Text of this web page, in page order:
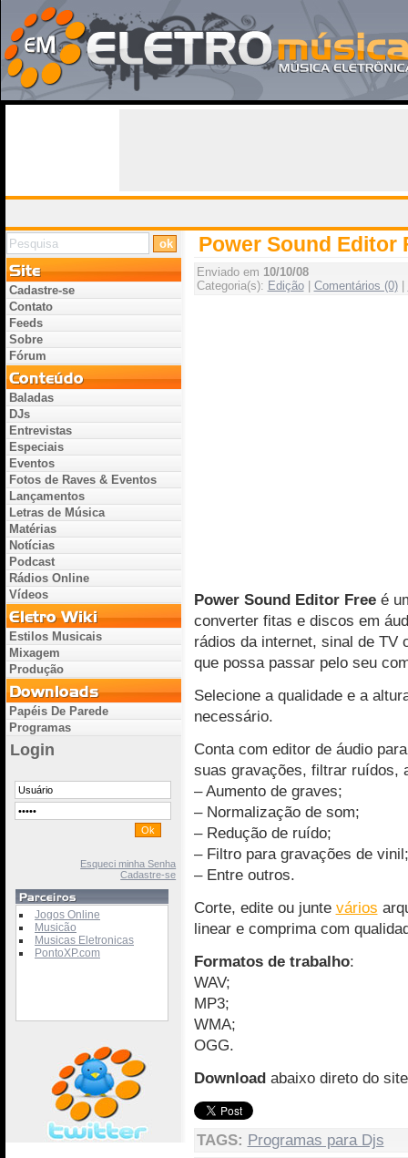
Power Sound Editor
Enviado em 10/10/08
Categoria(s): Edição| Comentários (0)|
Power Sound Editor Freeé
converter fitas e discos em
rádios da internet, sinal de TV
que possa passar pelo seu
Selecione a qualidade e a
necessário.
Conta com editor de áudio
suas gravações, filtrar ruídos,
– Aumento de graves;
– Normalização de som;
– Redução de ruído;
– Filtro para gravações de vinil;
– Entre outros.
Corte, edite ou junte vários
linear e comprima com
Formatos de trabalho:
WAV;
MP3;
WMA;
OGG.
Downloadabaixo direto do
TAGS: Programas para Djs
Cadastre-se
Contato
Feeds
Sobre
Fórum
Baladas
DJs
Entrevistas
Especiais
Eventos
Fotos de Raves & Eventos
Lançamentos
Letras de Música
Matérias
Notícias
Podcast
Rádios Online
Vídeos
Estilos Musicais
Mixagem
Produção
Papéis De Parede
Programas
Login
Esqueci minha Senha
Cadastre-se
Jogos Online
Musicão
Musicas Eletronicas
PontoXP.com